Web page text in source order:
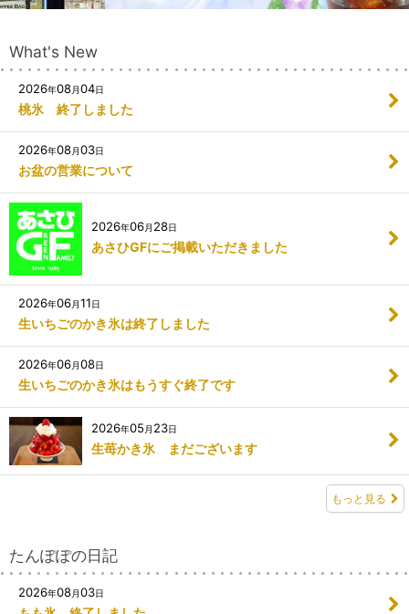
What's New
2026年08月04日
桃氷 終了しました
2026年08月03日
お盆の営業について
2026年06月 28日
あさひGFにご掲載いただきました
2026年06月11日
生いちごのかき氷は終了しました
2026年06月08日
生いちごのかき氷はもうすぐ終了です
2026年05 月 23日
生苺かき氷 まだございます
もっと見る
たんぽぽの日記
2026年08月03日